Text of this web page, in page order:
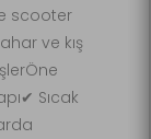
scooter
ve kış
Sıcak